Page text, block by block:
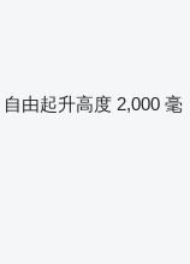
自由起升高度 2,000 毫